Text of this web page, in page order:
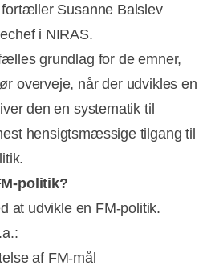
Susanne Balslev
i NIRAS.
grundlag for de emner,
overveje, når der udvikles en
den en systematik til
hensigtsmæssige tilgang til
politik?
at udvikle en FM-politik.
af FM-mål